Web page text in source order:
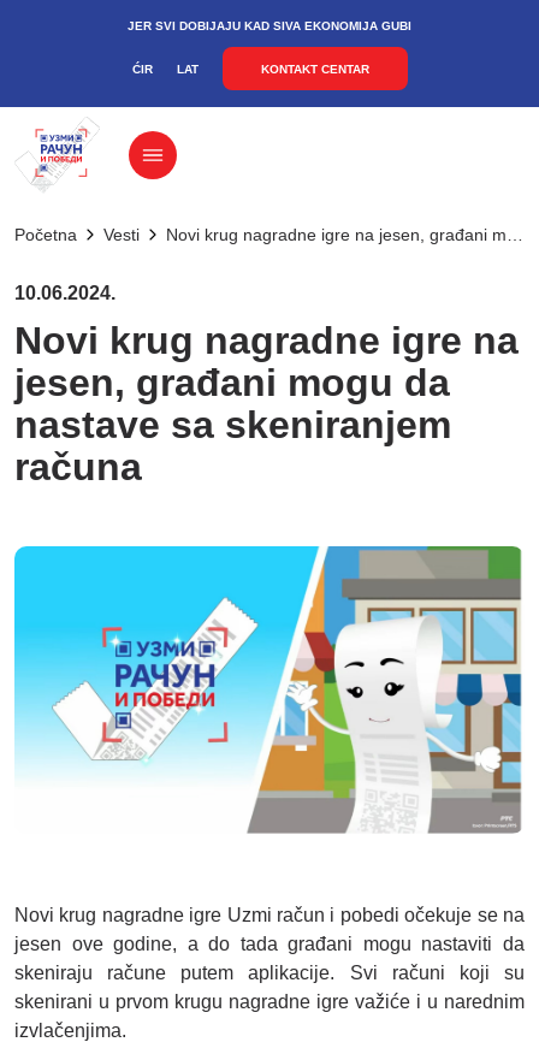
JER SVI DOBIJAJU KAD SIVA EKONOMIJA GUBI
ĆIR LAT KONTAKT CENTAR
Početna Vesti Novi krug nagradne igre na jesen, građani mogu da nastave sa skeniranjem računa
10.06.2024.
Novi krug nagradne igre na
jesen, građani mogu da
nastave sa skeniranjem
računa
Novi krug nagradne igre Uzmi račun i pobedi očekuje se na
jesen ove godine, a do tada građani mogu nastaviti da
skeniraju račune putem aplikacije. Svi računi koji su
skenirani u prvom krugu nagradne igre važiće i u narednim
izvlačenjima.